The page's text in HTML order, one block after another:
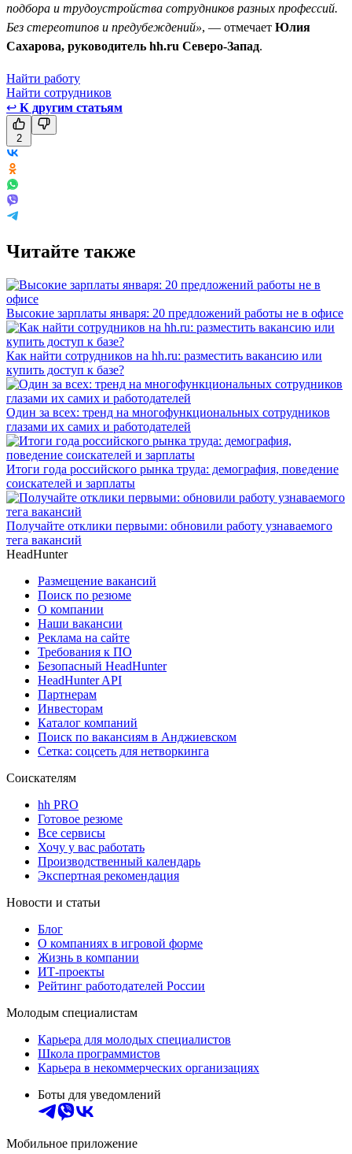
подбора и трудоустройства сотрудников разных профессий.
Без стереотипов и предубеждений», — отмечает Юлия
Сахарова, руководитель hh.ru Северо-Запад.
Найти работу
Найти сотрудников
↩ К другим статьям
2
Читайте также
Высокие зарплаты января: 20 предложений работы не в офисе
Как найти сотрудников на hh.ru: разместить вакансию или
купить доступ к базе?
Один за всех: тренд на многофункциональных сотрудников
глазами их самих и работодателей
Итоги года российского рынка труда: демография, поведение
соискателей и зарплаты
Получайте отклики первыми: обновили работу узнаваемого
тега вакансий
HeadHunter
Размещение вакансий
Поиск по резюме
О компании
Наши вакансии
Реклама на сайте
Требования к ПО
Безопасный HeadHunter
HeadHunter API
Партнерам
Инвесторам
Каталог компаний
Поиск по вакансиям в Анджиевском
Сетка: соцсеть для нетворкинга
Соискателям
hh PRO
Готовое резюме
Все сервисы
Хочу у вас работать
Производственный календарь
Экспертная рекомендация
Новости и статьи
Блог
О компаниях в игровой форме
Жизнь в компании
ИТ-проекты
Рейтинг работодателей России
Молодым специалистам
Карьера для молодых специалистов
Школа программистов
Карьера в некоммерческих организациях
Боты для уведомлений
Мобильное приложение